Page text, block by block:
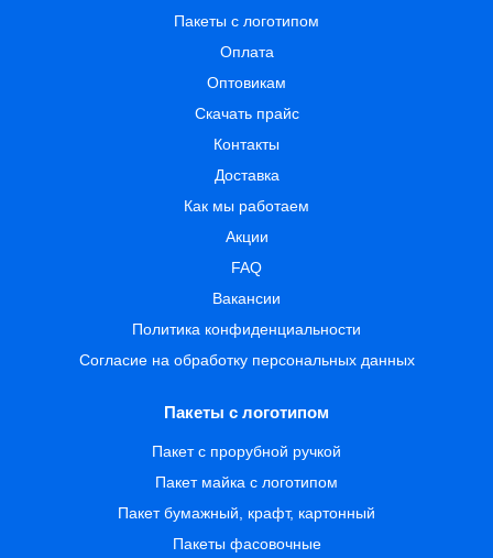
Пакеты с логотипом
Оплата
Оптовикам
Скачать прайс
Контакты
Доставка
Как мы работаем
Акции
FAQ
Вакансии
Политика конфиденциальности
Согласие на обработку персональных данных
Пакеты с логотипом
Пакет с прорубной ручкой
Пакет майка с логотипом
Пакет бумажный, крафт, картонный
Пакеты фасовочные